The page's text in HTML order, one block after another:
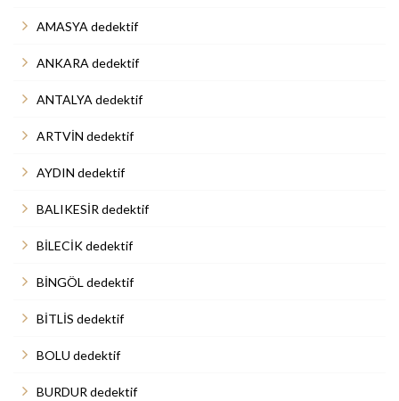
AMASYA dedektif
ANKARA dedektif
ANTALYA dedektif
ARTVİN dedektif
AYDIN dedektif
BALIKESİR dedektif
BİLECİK dedektif
BİNGÖL dedektif
BİTLİS dedektif
BOLU dedektif
BURDUR dedektif